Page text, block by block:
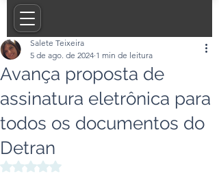
Avança proposta de
assinatura eletrônica para
todos os documentos do
Detran
Salete Teixeira
5 de ago. de 2024 1 min de leitura
Avaliado com NaN de 5 estrelas.